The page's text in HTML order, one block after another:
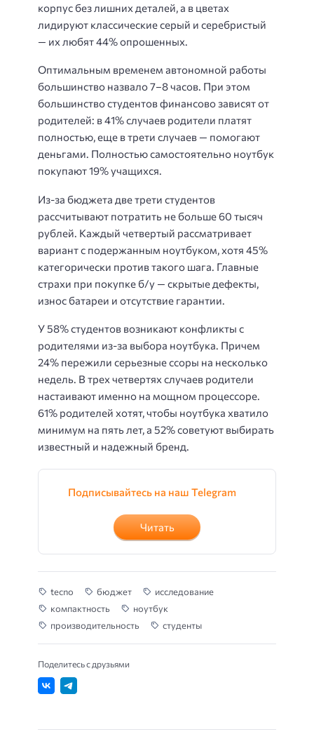
корпус без лишних деталей, а в цветах
лидируют классические серый и серебристый
— их любят 44% опрошенных.
Оптимальным временем автономной работы
большинство назвало 7–8 часов. При этом
большинство студентов финансово зависят от
родителей: в 41% случаев родители платят
полностью, еще в трети случаев — помогают
деньгами. Полностью самостоятельно ноутбук
покупают 19% учащихся.
Из-за бюджета две трети студентов
рассчитывают потратить не больше 60 тысяч
рублей. Каждый четвертый рассматривает
вариант с подержанным ноутбуком, хотя 45%
категорически против такого шага. Главные
страхи при покупке б/у — скрытые дефекты,
износ батареи и отсутствие гарантии.
У 58% студентов возникают конфликты с
родителями из-за выбора ноутбука. Причем
24% пережили серьезные ссоры на несколько
недель. В трех четвертях случаев родители
настаивают именно на мощном процессоре.
61% родителей хотят, чтобы ноутбука хватило
минимум на пять лет, а 52% советуют выбирать
известный и надежный бренд.
Подписывайтесь на наш Telegram
Читать
tecno бюджет
исследование
компактность
ноутбук
производительность
студенты
Поделитесь с друзьями